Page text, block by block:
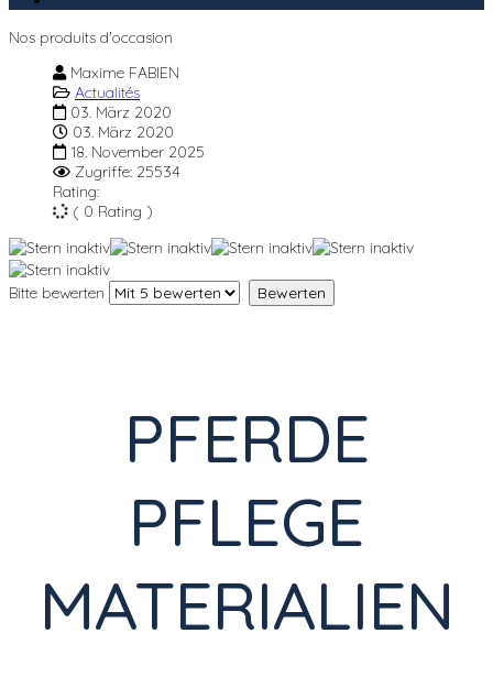
Nos produits d'occasion
Maxime FABIEN
Actualités
03. März 2020
03. März 2020
18. November 2025
Zugriffe: 25534
Rating:
( 0 Rating )
Bitte bewerten
PFERDE
PFLEGE
MATERIALIEN